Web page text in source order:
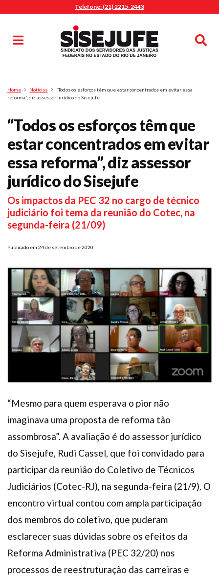
Telefone: (21) 2215-2443
Pesquisa
Home Notícias
“Todos os esforços têm que estar concentrados em evitar essa
reforma”, diz assessor jurídico do Sisejufe
“Todos os esforços têm que
estar concentrados em evitar
essa reforma”, diz assessor
jurídico do Sisejufe
Os impactos da PEC 32 no cargo de técnico
judiciário foi tema da reunião do Cotec, na
segunda-feira (21/09)
Publicado em 24 de setembro de 2020
“Mesmo para quem esperava o pior não
imaginava uma proposta de reforma tão
assombrosa”. A avaliação é do assessor jurídico
do Sisejufe, Rudi Cassel, que foi convidado para
participar da reunião do Coletivo de Técnicos
Judiciários (Cotec-RJ), na segunda-feira (21/9). O
encontro virtual contou com ampla participação
dos membros do coletivo, que puderam
esclarecer suas dúvidas sobre os efeitos da
Reforma Administrativa (PEC 32/20) nos
processos de reestruturação das carreiras e
MENU
Sindicalize-se
Jurídico
O Sindicato
Agenda
Casa do Alto
Sede Campestre
Nossos Convênios
Gympass Wellhub
Seguro Auto
Plano de Saúde
Assistência Funeral
FacebookInstagramTwitter YoutubeTikTok Whatsapp